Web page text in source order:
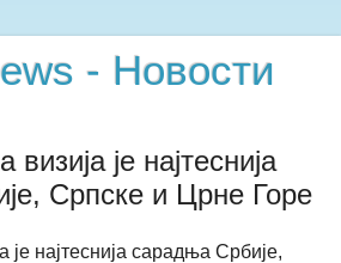
- Новости
је најтеснија
Српске и Црне Горе
најтеснија сарадња Србије,